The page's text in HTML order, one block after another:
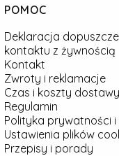
Linki w stopce
POMOC
Deklaracja
kontaktu z żywnością
Kontakt
Zwroty i reklamacje
Czas i koszty dostawy
Regulamin
Polityka prywatności i
Ustawienia plików
Przepisy i porady